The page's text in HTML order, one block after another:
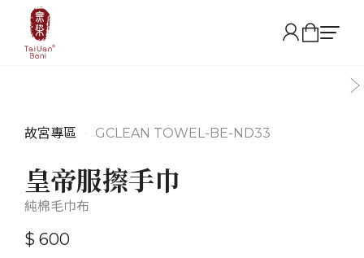
故宮專區 GCLEAN TOWEL-BE-ND33
皇帝服擦手巾
純棉毛巾布
$ 600